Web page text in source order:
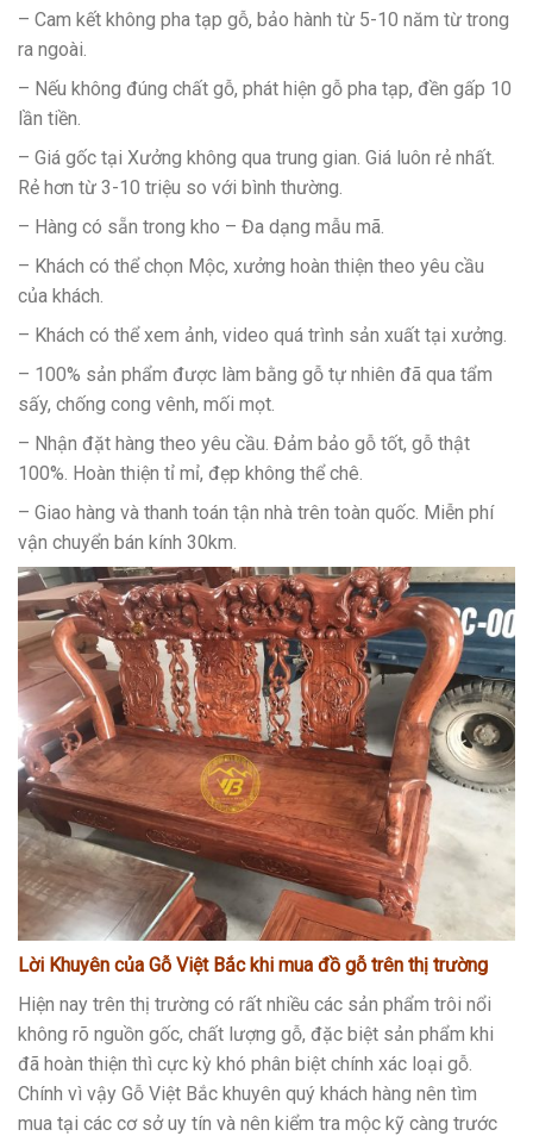
– Cam kết không pha tạp gỗ, bảo hành từ 5-10 năm từ trong
ra ngoài.
– Nếu không đúng chất gỗ, phát hiện gỗ pha tạp, đền gấp 10
lần tiền.
– Giá gốc tại Xưởng không qua trung gian. Giá luôn rẻ nhất.
Rẻ hơn từ 3-10 triệu so với bình thường.
– Hàng có sẵn trong kho – Đa dạng mẫu mã.
– Khách có thể chọn Mộc, xưởng hoàn thiện theo yêu cầu
của khách.
– Khách có thể xem ảnh, video quá trình sản xuất tại xưởng.
– 100% sản phẩm được làm bằng gỗ tự nhiên đã qua tẩm
sấy, chống cong vênh, mối mọt.
– Nhận đặt hàng theo yêu cầu. Đảm bảo gỗ tốt, gỗ thật
100%. Hoàn thiện tỉ mỉ, đẹp không thể chê.
– Giao hàng và thanh toán tận nhà trên toàn quốc. Miễn phí
vận chuyển bán kính 30km.
Lời Khuyên của Gỗ Việt Bắckhi mua đồ gỗ trên thị trường
Hiện nay trên thị trường có rất nhiều các sản phẩm trôi nổi
không rõ nguồn gốc, chất lượng gỗ, đặc biệt sản phẩm khi
đã hoàn thiện thì cực kỳ khó phân biệt chính xác loại gỗ.
Chính vì vậy Gỗ Việt Bắc khuyên quý khách hàng nên tìm
mua tại các cơ sở uy tín và nên kiểm tra mộc kỹ càng trước